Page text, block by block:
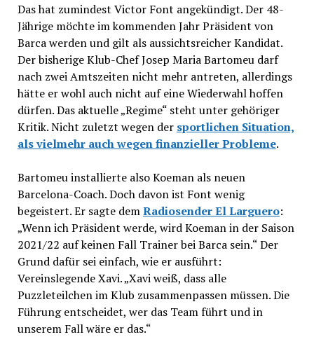
Das hat zumindest Victor Font angekündigt. Der 48-
Jährige möchte im kommenden Jahr Präsident von
Barca werden und gilt als aussichtsreicher Kandidat.
Der bisherige Klub-Chef Josep Maria Bartomeu darf
nach zwei Amtszeiten nicht mehr antreten, allerdings
hätte er wohl auch nicht auf eine Wiederwahl hoffen
dürfen. Das aktuelle „Regime“ steht unter gehöriger
Kritik. Nicht zuletzt wegen der sportlichen Situation,
als vielmehr auch wegen finanzieller Probleme.
Bartomeu installierte also Koeman als neuen
Barcelona-Coach. Doch davon ist Font wenig
begeistert. Er sagte demRadiosender El Larguero:
„Wenn ich Präsident werde, wird Koeman in der Saison
2021/22 auf keinen Fall Trainer bei Barca sein.“ Der
Grund dafür sei einfach, wie er ausführt:
Vereinslegende Xavi. „Xavi weiß, dass alle
Puzzleteilchen im Klub zusammenpassen müssen. Die
Führung entscheidet, wer das Team führt und in
unserem Fall wäre er das.“